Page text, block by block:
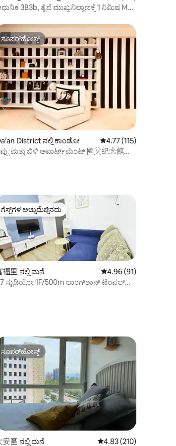
3B3b, ತೈಪೆ ಮುಖ್ಯ ನಿಲ್ದಾಣಕ್ಕೆ 1 ನಿಮಿಷ MRT
ರೇಟಿಂಗ್, 183 ವಿಮರ್ಶೆಗಳು
ಸೂಪರ್‌ಹೋಸ್ಟ್
ಸೂಪರ್‌ಹೋಸ್ಟ್
District ನಲ್ಲಿ ಕಾಂಡೋ 5 ರಲ್ಲಿ 4.77 ಸರಾಸರಿ
4.77 (115)
ಮತ್ತು ಬಿಳಿ ಅಪಾರ್ಟ್‌ಮೆಂಟ್ 國父紀念館捷
ರೇಟಿಂಗ್, 61 ವಿಮರ್ಶೆಗಳು
ಗೆಸ್ಟ್‌ಗಳ ಅಚ್ಚುಮೆಚ್ಚಿನದು
ಗೆಸ್ಟ್‌ಗಳ ಅಚ್ಚುಮೆಚ್ಚಿನದು
福里 ನಲ್ಲಿ ಮನೆ 5 ರಲ್ಲಿ 4.96 ಸರಾಸರಿ
4.96 (91)
ಸ್ಟುಡಿಯೋ 1F/500m ಲಾಂಗ್‌ಶಾನ್ ಟೆಂಪಲ್
ಸೂಪರ್‌ಹೋಸ್ಟ್
ಸೂಪರ್‌ಹೋಸ್ಟ್
安區 ನಲ್ಲಿ ಮನೆ 5 ರಲ್ಲಿ 4.83 ಸರಾಸರಿ
4.83 (210)